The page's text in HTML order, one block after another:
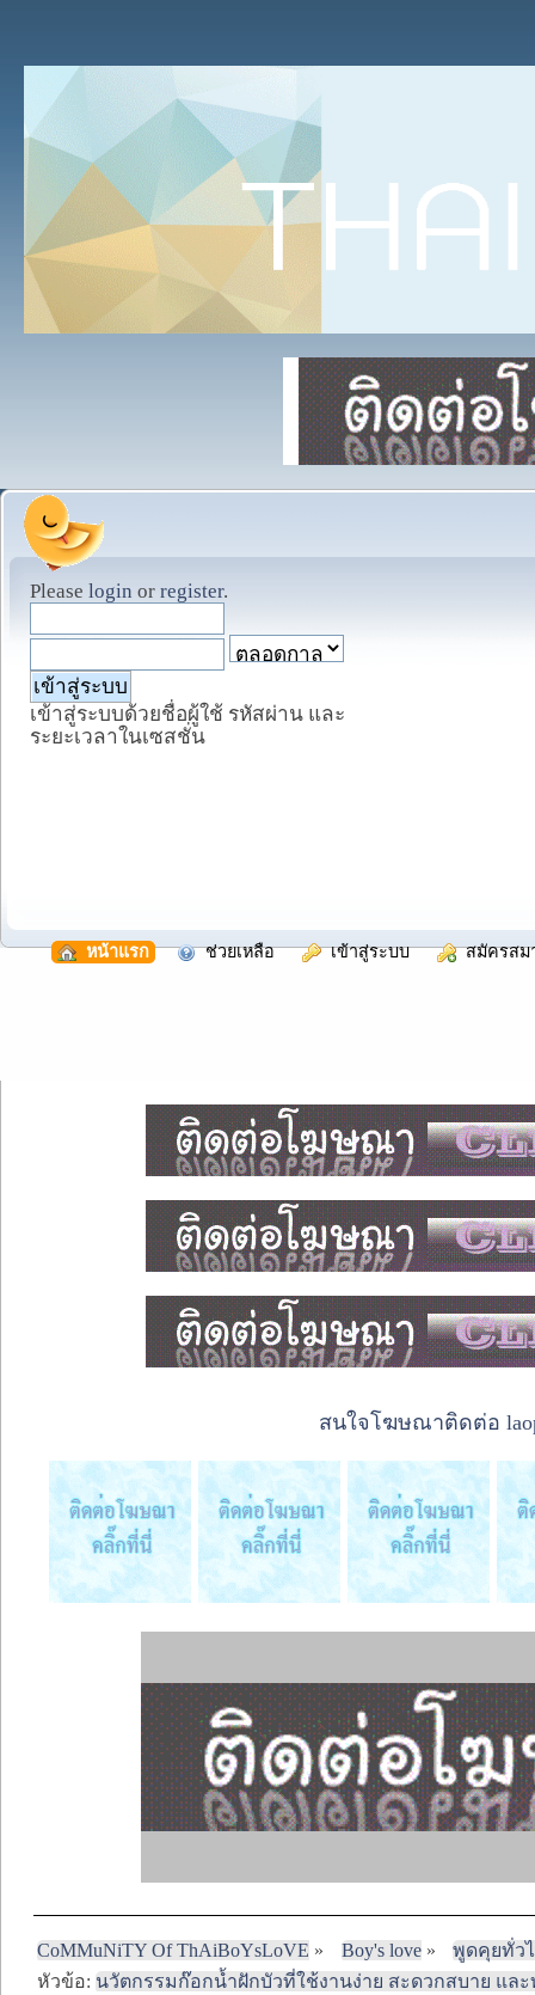
Please login or register.
เข้าสู่ระบบด้วยชื่อผู้ใช้ รหัสผ่าน และ
ระยะเวลาในเซสชั่น
หน้าแรก ช่วยเหลือ เข้าสู่ระบบ สมัครสม
สนใจโฆษณาติดต่อ
CoMMuNiTY Of ThAiBoYsLoVE » Boy's love»
พูดคุยทั่ว
หัวข้อ:นวัตกรรมก๊อกน้ำฝักบัวที่ใช้งานง่าย สะดวกสบาย แล